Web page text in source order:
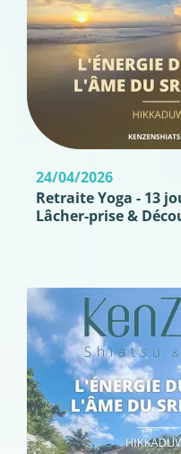
24/04/2026
Retraite Yoga - 13
Lâcher-prise &